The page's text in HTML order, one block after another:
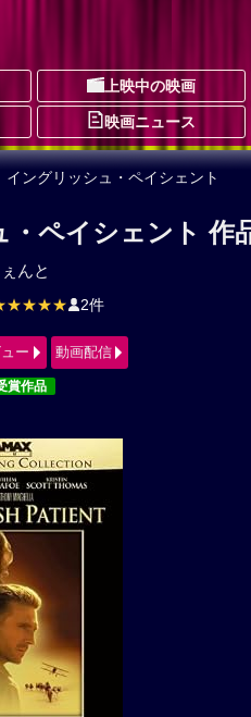
上映中の映画
映画ニュース
ングリッシュ・ペイシェント
・ペイシェント 作
んと
2件
ー 動画配信
賞作品